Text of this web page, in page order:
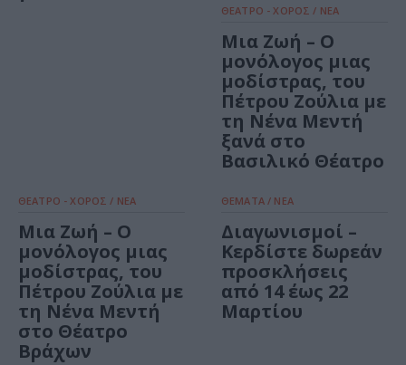
ΘΕΑΤΡΟ - ΧΟΡΟΣ / ΝΕΑ
Μια Ζωή – Ο
μονόλογος μιας
μοδίστρας, του
Πέτρου Ζούλια με
τη Νένα Μεντή
ξανά στο
Βασιλικό Θέατρο
ΘΕΑΤΡΟ - ΧΟΡΟΣ / ΝΕΑ
Μια Ζωή – Ο
μονόλογος μιας
μοδίστρας, του
Πέτρου Ζούλια με
τη Νένα Μεντή
στο Θέατρο
Βράχων
ΘΕΜΑΤΑ / ΝΕΑ
Διαγωνισμοί –
Κερδίστε δωρεάν
προσκλήσεις
από 14 έως 22
Μαρτίου